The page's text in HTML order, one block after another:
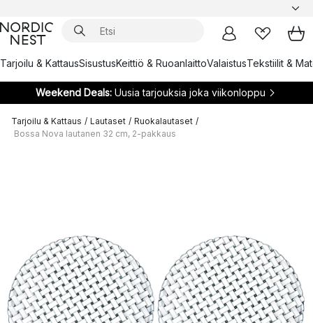
Tarjoilu & KattausSisustusKeittiö & RuoanlaittoValaistusTekstiilit &
Weekend Deals:Uusia tarjouksia joka viikonloppu
Tarjoilu & Kattaus / Lautaset / Ruokalautaset /
Bossa Nova lautanen 32 cm, 2-pakkaus